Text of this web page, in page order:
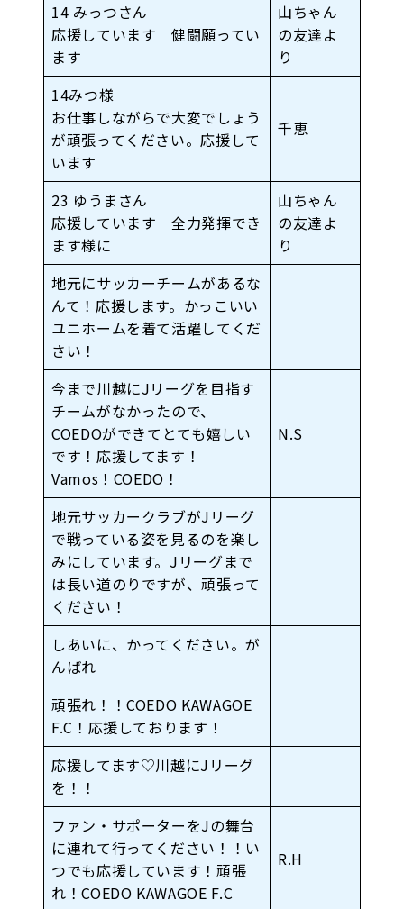
14 みっつさん
応援しています 健闘願ってい
ます
山ちゃん
の友達よ
り
14みつ様
お仕事しながらで大変でしょう
が頑張ってください。応援して
います
千恵
23 ゆうまさん
応援しています 全力発揮でき
ます様に
山ちゃん
の友達よ
り
地元にサッカーチームがあるな
んて！応援します。かっこいい
ユニホームを着て活躍してくだ
さい！
今まで川越にJリーグを目指す
チームがなかったので、
COEDOができてとても嬉しい
です！応援してます！
Vamos！COEDO！
N.S
地元サッカークラブがJリーグ
で戦っている姿を見るのを楽し
みにしています。Jリーグまで
は長い道のりですが、頑張って
ください！
しあいに、かってください。が
んばれ
頑張れ！！COEDO KAWAGOE
F.C！応援しております！
応援してます♡川越にJリーグ
を！！
ファン・サポーターをJの舞台
に連れて行ってください！！い
つでも応援しています！頑張
れ！COEDO KAWAGOE F.C
R.H